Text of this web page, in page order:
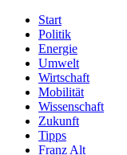
Start
Politik
Energie
Umwelt
Wirtschaft
Mobilität
Wissenschaft
Zukunft
Tipps
Franz Alt